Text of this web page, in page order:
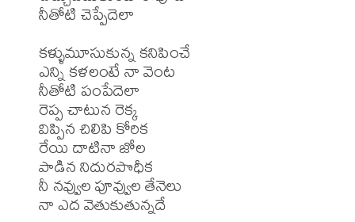
నీతోటి చెప్పేదెలా
కళ్ళుమూసుకున్న కనిపించే
ఎన్ని కళలంటే నా వెంట
నీతోటి పంపేదెలా
రెప్ప చాటున రెక్క
విప్పిన చిలిపి కోరిక
రేయి దాటినా జోల
పాడిన నిదురపొధీక
నీ నవ్వుల పూవ్వుల తేనెలు
నా ఎద వెతుకుతున్నదే